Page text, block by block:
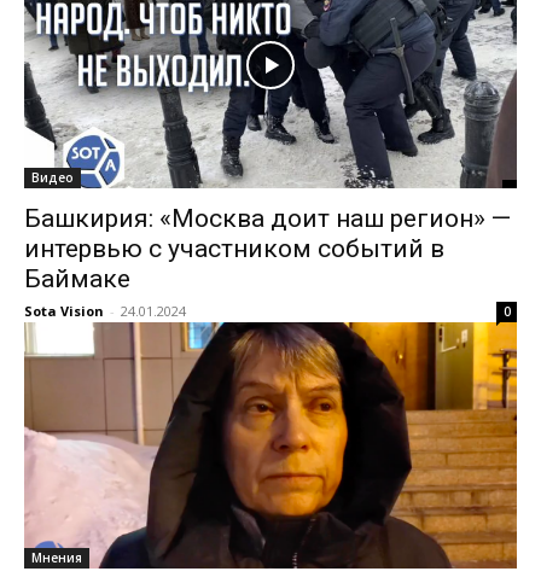
Видео
Башкирия: «Москва доит наш регион» —
интервью с участником событий в
Баймаке
Sota Vision - 24.01.2024 0
Мнения